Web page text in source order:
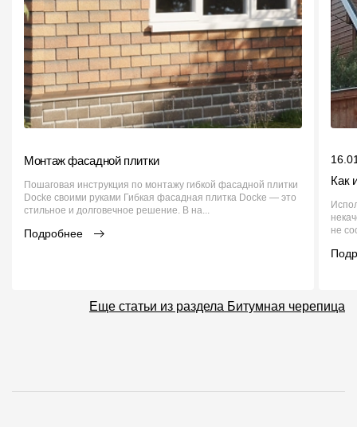
Монтаж фасадной плитки
Пошаговая инструкция по монтажу гибкой фасадной плитки
Docke своими руками Гибкая фасадная плитка Docke — это
стильное и долговечное решение. В на...
Подробнее
Как
не
Еще статьи из раздела Битумная черепица